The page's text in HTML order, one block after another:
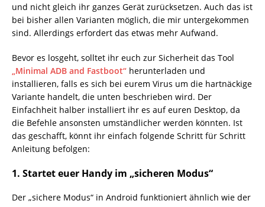
und nicht gleich ihr ganzes Gerät zurücksetzen. Auch das ist
bei bisher allen Varianten möglich, die mir untergekommen
sind. Allerdings erfordert das etwas mehr Aufwand.
Bevor es losgeht, solltet ihr euch zur Sicherheit das Tool
„Minimal ADB and Fastboot“ herunterladen und
installieren, falls es sich bei eurem Virus um die hartnäckige
Variante handelt, die unten beschrieben wird. Der
Einfachheit halber installiert ihr es auf euren Desktop, da
die Befehle ansonsten umständlicher werden könnten. Ist
das geschafft, könnt ihr einfach folgende Schritt für Schritt
Anleitung befolgen:
1. Startet euer Handy im „sicheren Modus“
Der „sichere Modus“ in Android funktioniert ähnlich wie der